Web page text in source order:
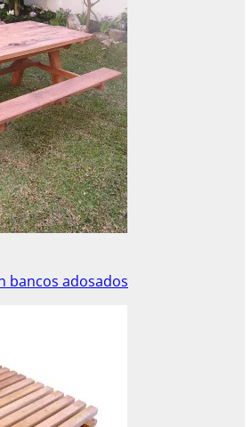
bancos adosados